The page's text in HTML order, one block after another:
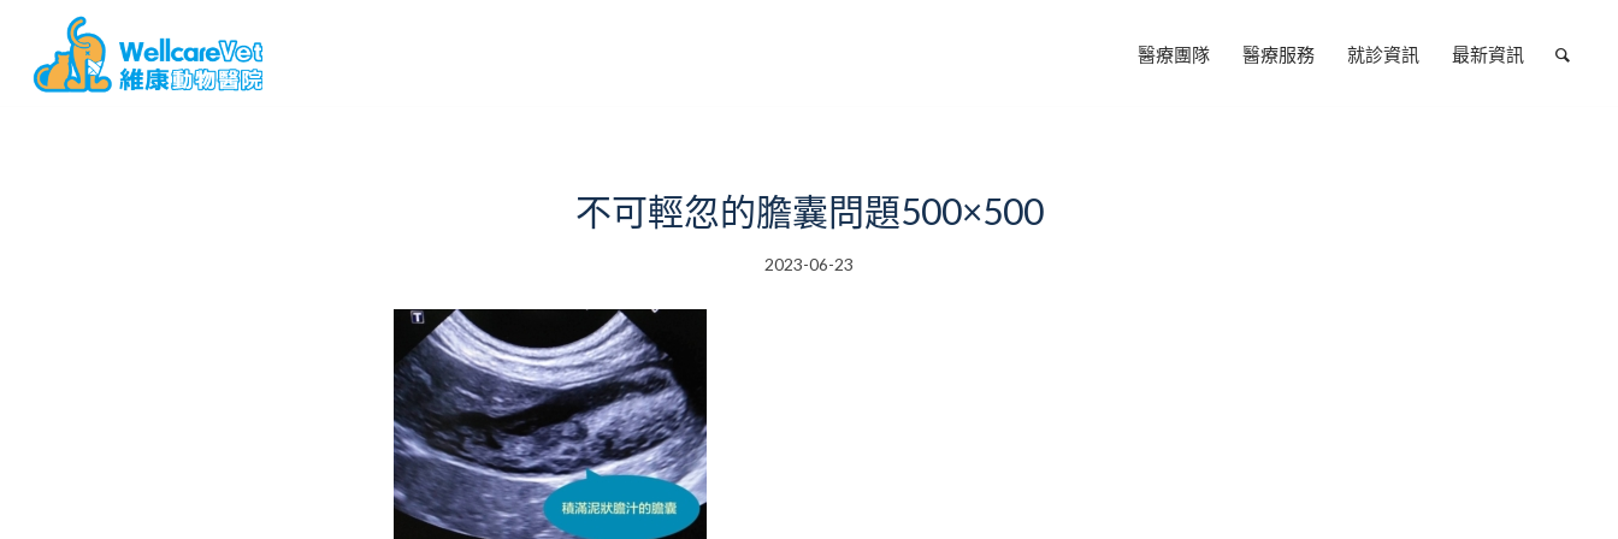
醫療團隊 醫療服務 就診資訊 最新資訊
不可輕忽的膽囊問題500×500
2023-06-23